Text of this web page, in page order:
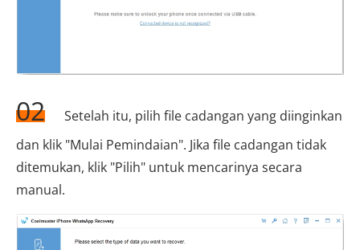
02
Setelah itu, pilih file cadangan yang diinginkan
dan klik "Mulai Pemindaian". Jika file cadangan tidak
ditemukan, klik "Pilih" untuk mencarinya secara
manual.